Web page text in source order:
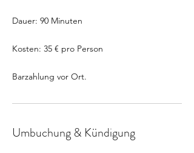
Dauer: 90 Minuten
Kosten: 35 € pro Person
Barzahlung vor Ort.
Umbuchung & Kündigung